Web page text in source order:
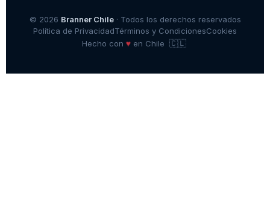
© 2026 Branner Chile· Todos los derechos reservados
Política de PrivacidadTérminos y CondicionesCookies
Hecho con ♥en Chile 🇨🇱